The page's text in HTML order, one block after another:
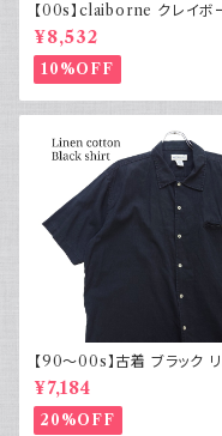
【00s】claiborne クレイボ
リネンコットンパンツ ツータ
¥8,532
10%OFF
【90～00s】古着 ブラック
ンコットンシャツ 黒 ボックス
ルエット
¥7,184
20%OFF